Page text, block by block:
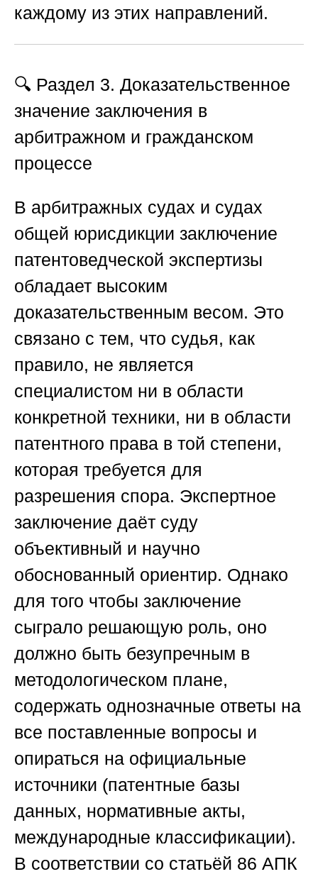
каждому из этих направлений.
🔍 Раздел 3. Доказательственное
значение заключения в
арбитражном и гражданском
процессе
В арбитражных судах и судах
общей юрисдикции заключение
патентоведческой экспертизы
обладает высоким
доказательственным весом. Это
связано с тем, что судья, как
правило, не является
специалистом ни в области
конкретной техники, ни в области
патентного права в той степени,
которая требуется для
разрешения спора. Экспертное
заключение даёт суду
объективный и научно
обоснованный ориентир. Однако
для того чтобы заключение
сыграло решающую роль, оно
должно быть безупречным в
методологическом плане,
содержать однозначные ответы на
все поставленные вопросы и
опираться на официальные
источники (патентные базы
данных, нормативные акты,
международные классификации).
В соответствии со статьёй 86 АПК